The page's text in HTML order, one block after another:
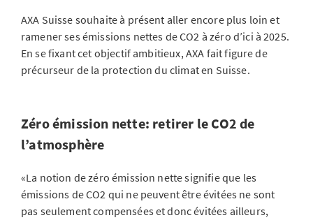
AXA Suisse souhaite à présent aller encore plus loin et
ramener ses émissions nettes de CO2 à zéro d’ici à 2025.
En se fixant cet objectif ambitieux, AXA fait figure de
précurseur de la protection du climat en Suisse.
Zéro émission nette: retirer le CO2 de
l’atmosphère
«La notion de zéro émission nette signifie que les
émissions de CO2 qui ne peuvent être évitées ne sont
pas seulement compensées et donc évitées ailleurs,